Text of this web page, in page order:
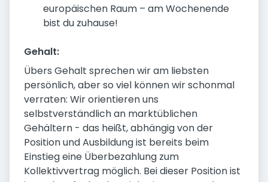
europäischen Raum – am Wochenende
bist du zuhause!
Gehalt:
Übers Gehalt sprechen wir am liebsten
persönlich, aber so viel können wir schonmal
verraten: Wir orientieren uns
selbstverständlich an marktüblichen
Gehältern - das heißt, abhängig von der
Position und Ausbildung ist bereits beim
Einstieg eine Überbezahlung zum
Kollektivvertrag möglich. Bei dieser Position ist